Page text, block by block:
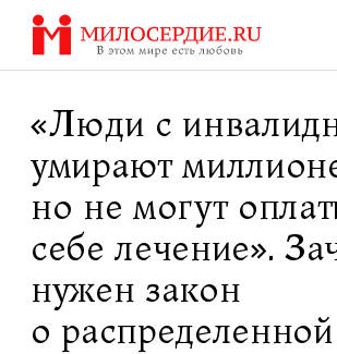
Перейти
содержанию
«Люди с
умирают
но не могут
себе лечение».
нужен закон
о